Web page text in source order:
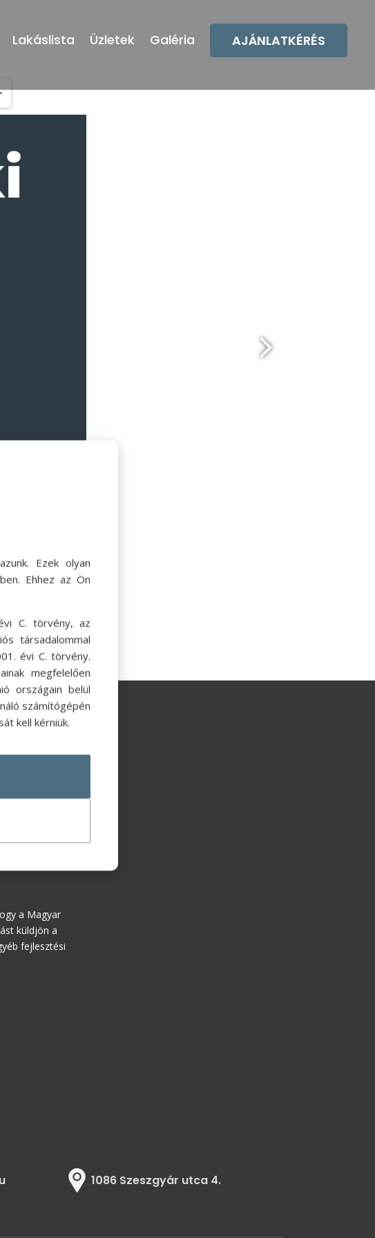
Lakáslista Üzletek Galéria AJÁNLATKÉRÉS
a Magyar
küldjön a
fejlesztési
1086 Szeszgyár utca 4.
Ezek olyan
Ehhez az Ön
C. törvény, az
társadalommal
évi C. törvény.
megfelelően
országain belül
számítógépén
kell kérniük.